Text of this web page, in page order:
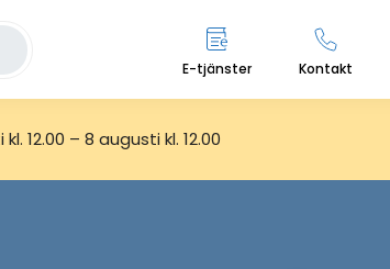
E-tjänster Kontakt
12.00 – 8 augusti kl. 12.00